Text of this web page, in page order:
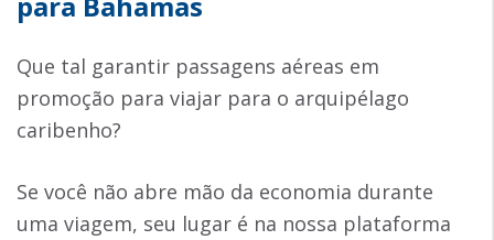
Que tal garantir passagens aéreas em
promoção para viajar para o arquipélago
caribenho?
Se você não abre mão da economia durante
uma viagem, seu lugar é na nossa plataforma